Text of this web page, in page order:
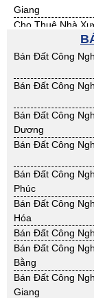
Giang
Cho Thuê Nhà
Cho Thuê Nhà
Cho Thuê Nhà
Cho Thuê Nhà
Nguyên
Cho Thuê Nhà
Cho Thuê Nhà
Hoà
Cho Thuê Nhà
Định
Cho Thuê Nhà
Nông
Cho Thuê Nhà
Cho Thuê Nhà
Tum
Bán Đất Công
Bán Đất Công
Bán Đất Công
Dương
Bán Đất Công
Bán Đất Công
Phúc
Bán Đất Công
Hóa
Bán Đất Công
Bán Đất Công
Bằng
Bán Đất Công
Giang